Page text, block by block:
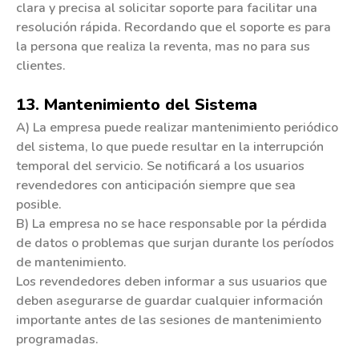
clara y precisa al solicitar soporte para facilitar una
resolución rápida. Recordando que el soporte es para
la persona que realiza la reventa, mas no para sus
clientes.
13. Mantenimiento del Sistema
A) La empresa puede realizar mantenimiento periódico
del sistema, lo que puede resultar en la interrupción
temporal del servicio. Se notificará a los usuarios
revendedores con anticipación siempre que sea
posible.
B) La empresa no se hace responsable por la pérdida
de datos o problemas que surjan durante los períodos
de mantenimiento.
Los revendedores deben informar a sus usuarios que
deben asegurarse de guardar cualquier información
importante antes de las sesiones de mantenimiento
programadas.